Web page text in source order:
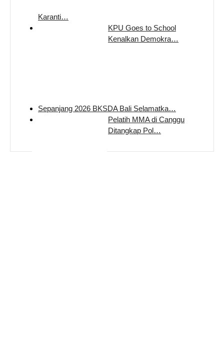
Karanti…
KPU Goes to School
Kenalkan Demokra…
Sepanjang 2026 BKSDA Bali Selamatka…
Pelatih MMA di Canggu
Ditangkap Pol…